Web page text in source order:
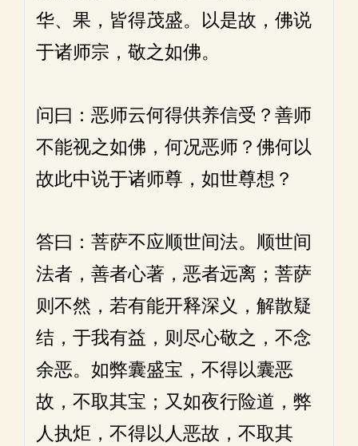
华、果，皆得茂盛。以是故，佛说
于诸师宗，敬之如佛。
问曰：恶师云何得供养信受？善师
不能视之如佛，何况恶师？佛何以
故此中说于诸师尊，如世尊想？
答曰：菩萨不应顺世间法。顺世间
法者，善者心著，恶者远离；菩萨
则不然，若有能开释深义，解散疑
结，于我有益，则尽心敬之，不念
余恶。如弊囊盛宝，不得以囊恶
故，不取其宝；又如夜行险道，弊
人执炬，不得以人恶故，不取其